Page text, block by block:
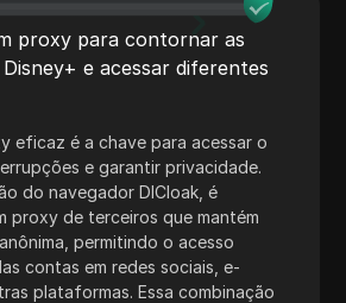
proxy para contornar as
e acessar diferentes
eficaz é a chave para acessar o
e garantir privacidade.
do navegador DICloak, é
proxy de terceiros que mantém
permitindo o acesso
contas em redes sociais, e-
plataformas. Essa combinação